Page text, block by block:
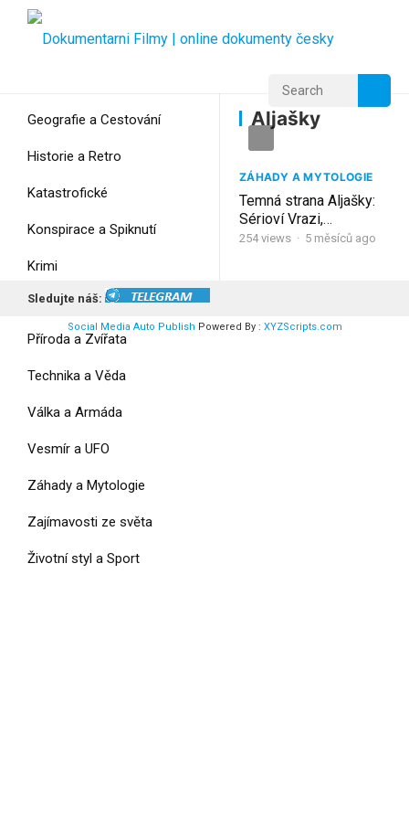
Geografie a Cestování
Historie a Retro
Katastrofické
Konspirace a Spiknutí
Krimi
Myšlení
Příroda a Zvířata
Technika a Věda
Válka a Armáda
Vesmír a UFO
Záhady a Mytologie
Zajímavosti ze světa
Životní styl a Sport
Aljašky
Aljašky
ZÁHADY A MYTOLOGIE
Temná strana Aljašky:
Sérioví Vrazi,
pohřešovaní a UFO
254views · 5 měsíců ago
Sledujte náš:
Social Media Auto Publish Powered By : XYZScripts.com